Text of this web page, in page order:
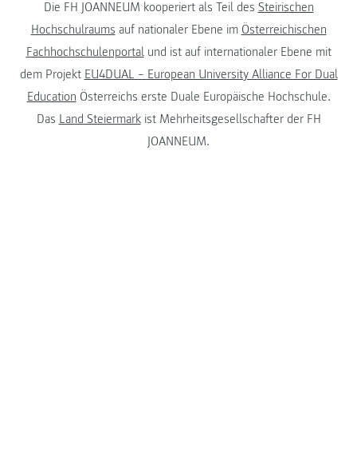
Die FH JOANNEUM kooperiert als Teil des Steirischen
Hochschulraums auf nationaler Ebene im Österreichischen
Fachhochschulenportalund ist auf internationaler Ebene mit
dem Projekt EU4DUAL – European University Alliance For Dual
Education Österreichs erste Duale Europäische Hochschule.
Das Land Steiermarkist Mehrheitsgesellschafter der FH
JOANNEUM.